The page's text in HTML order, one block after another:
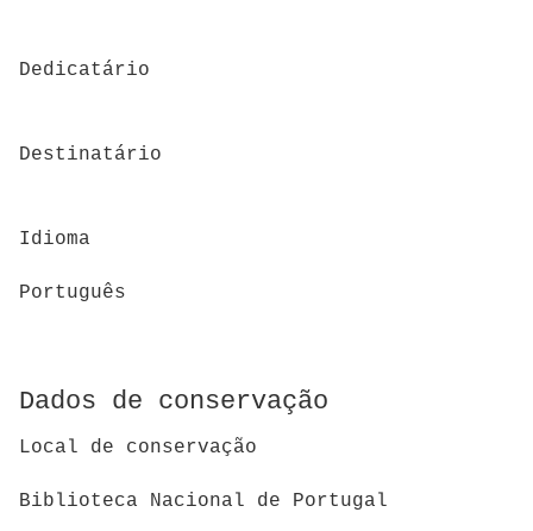
Dedicatário
Destinatário
Idioma
Português
Dados de conservação
Local de conservação
Biblioteca Nacional de Portugal